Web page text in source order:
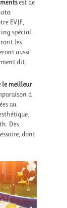
est de
EVJF,
spécial.
les
aussi
dit.
le meilleur
à
au
Des
dont